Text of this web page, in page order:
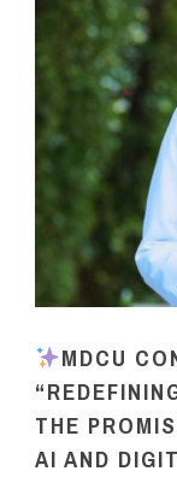
MDCU
THE
AI AND